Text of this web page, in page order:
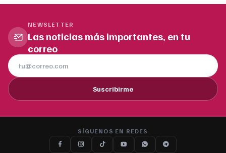
NEWSLETTER
Las noticias más importantes, en tu
correo
Suscribirme
SÍGUENOS EN REDES